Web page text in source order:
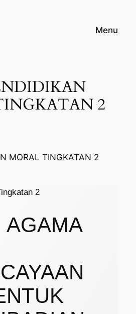
Menu
2
MORAL TINGKATAN 2
2
AGAMA